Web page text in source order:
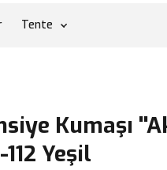
Tente
Kumaşı
Yeşil